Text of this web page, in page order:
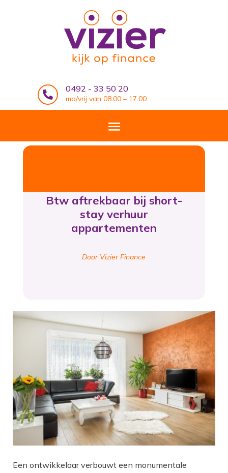

0492 - 33 50 20
ma/vrij van 08.00 – 17.00
Btw aftrekbaar bij short-
stay verhuur
appartementen
Door Vizier Finance
Een ontwikkelaar verbouwt een monumentale